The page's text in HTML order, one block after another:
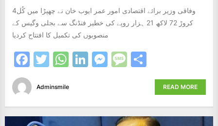
وفاقی وزیر برائے اقتصادی امور عمر ایوب خان نے چھپڑا میں کُل4
کروڑ 72 لاکھ 21 ہزار روپے کی خطیر فنڈنگ سے بجلی وگیس کے
منصوبوں کی تکمیل کا افتتاح کردیا
Facebook
Twitter
WhatsApp
LinkedIn
Messenger
Message
Adminsmile READ MORE